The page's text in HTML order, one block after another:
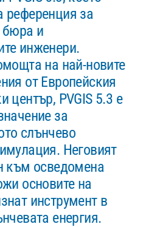
референция за
бюра и
инженери.
на най-новите
от Европейския
център, PVGIS 5.3 е
за
слънчево
Неговият
към осведомена
основите на
инструмент в
енергия.